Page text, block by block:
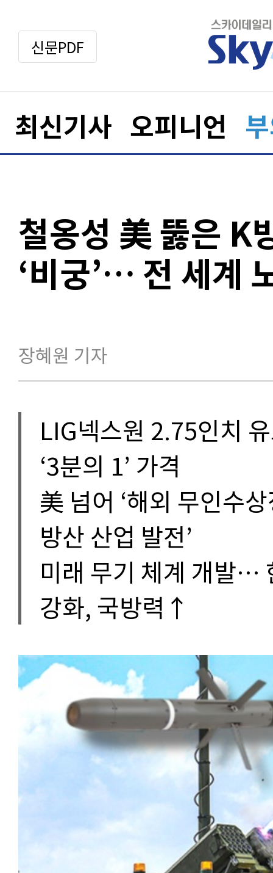
신문PDF
최신기사 오피니언
철옹성 美 뚫은 K
‘비궁’… 전 세계
장혜원 기자
LIG넥스원 2.75인치
‘3분의 1’ 가격
美 넘어 ‘해외 무인수
방산 산업 발전’
미래 무기 체계 개발…
강화, 국방력↑